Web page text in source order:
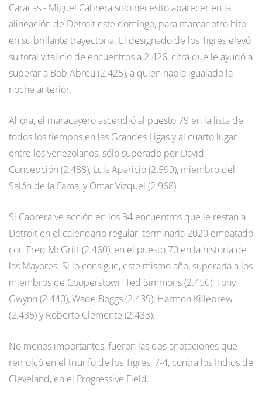
Caracas.- Miguel Cabrera sólo necesitó aparecer en la
alineación de Detroit este domingo, para marcar otro hito
en su brillante trayectoria. El designado de los Tigres elevó
su total vitalicio de encuentros a 2.426, cifra que le ayudó a
superar a Bob Abreu (2.425), a quien había igualado la
noche anterior.
Ahora, el maracayero ascendió al puesto 79 en la lista de
todos los tiempos en las Grandes Ligas y al cuarto lugar
entre los venezolanos, sólo superado por David
Concepción (2.488), Luis Aparicio (2.599), miembro del
Salón de la Fama, y Omar Vizquel (2.968)
Si Cabrera ve acción en los 34 encuentros que le restan a
Detroit en el calendario regular, terminaría 2020 empatado
con Fred McGriff (2.460), en el puesto 70 en la historia de
las Mayores. Si lo consigue, este mismo año, superaría a los
miembros de Cooperstown Ted Simmons (2.456), Tony
Gwynn (2.440), Wade Boggs (2.439), Harmon Killebrew
(2.435) y Roberto Clemente (2.433).
No menos importantes, fueron las dos anotaciones que
remolcó en el triunfo de los Tigres, 7-4, contra los Indios de
Cleveland, en el Progressive Field.